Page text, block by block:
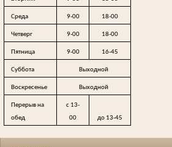
Среда 9-00 18-00
Четверг 9-00 18-00
Пятница 9-00 16-45
Суббота Выходной
Воскресенье Выходной
Перерыв на
обед
с 13-
00
до 13-45